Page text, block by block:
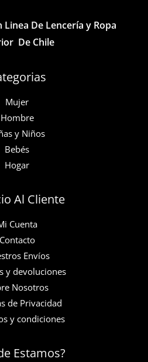
de
producto
Linea De Lencería y Ropa
De Chile
Mujer
Hombre
y Niños
Bebés
Hogar
Al Cliente
Cuenta
Contacto
Envíos
y devoluciones
Nosotros
de Privacidad
y condiciones
Estamos?